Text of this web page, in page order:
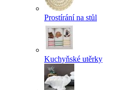
Prostírání na stůl
Kuchyňské utěrky